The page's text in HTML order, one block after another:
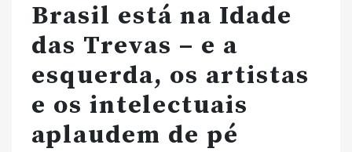
Brasil está na Idade
das Trevas – e a
esquerda, os artistas
e os intelectuais
aplaudem de pé